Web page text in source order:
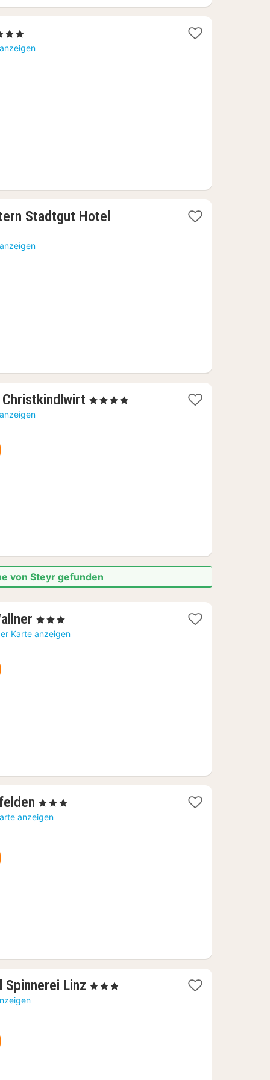
Stadtgut Hotel
1
, 4 Sterne
von Steyr gefunden
1
Nacht
, 3 Sterne
Karte anzeigen
1
Nacht
, 3 Sterne
anzeigen
Linz 1
, 3 Sterne